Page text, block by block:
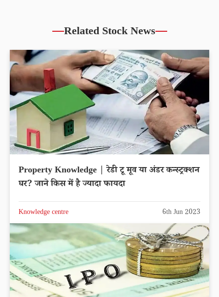
Related Stock News
Property Knowledge | रेडी टू मूव या अंडर कन्स्ट्रक्शन
घर? जाने किस में है ज्यादा फायदा
Knowledge centre 6th Jun 2023